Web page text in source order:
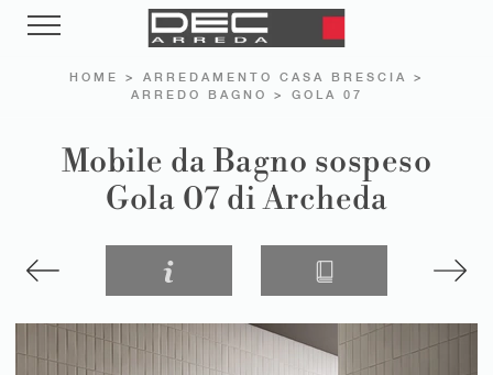
HOME > ARREDAMENTO CASA BRESCIA
>
ARREDO BAGNO
> GOLA 07
Mobile da Bagno sospeso
Gola 07 di Archeda